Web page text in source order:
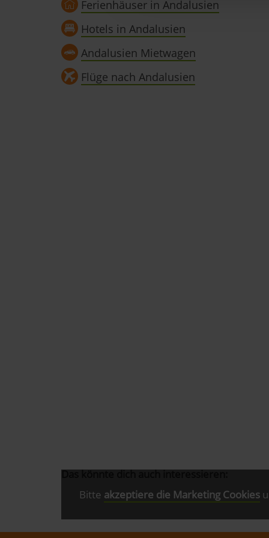
Einige von ihnen sind
und wirtschaftlich zu
Schaltfläche »Akzeptieren«
alle vorausgewählten, bzw.
auch nachträglich jederzeit
»Cookies«, »Marketing«
Ferienhäuser in Andalusien
Hotels in Andalusien
Andalusien Mietwagen
Flüge nach Andalusien
Das könnte dich auch interessieren:
Bitte akzeptiere die Marketing Cookies